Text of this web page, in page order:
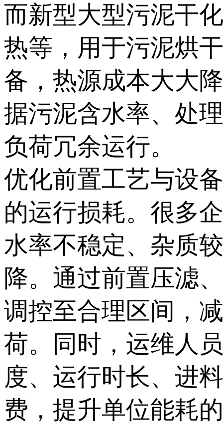
而新型大型污泥干
热等，用于污泥烘
备，热源成本大大
据污泥含水率、处
负荷冗余运行。
优化前置工艺与设
的运行损耗。很多
水率不稳定、杂质
降。通过前置压滤
调控至合理区间，
荷。同时，运维人
度、运行时长、进
费，提升单位能耗